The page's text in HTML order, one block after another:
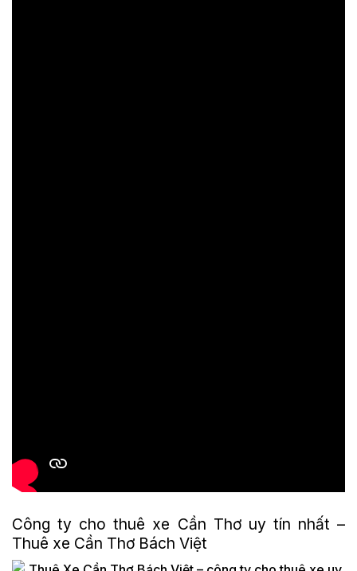
Công ty cho thuê xe Cần Thơ uy tín nhất –
Thuê xe Cần Thơ Bách Việt